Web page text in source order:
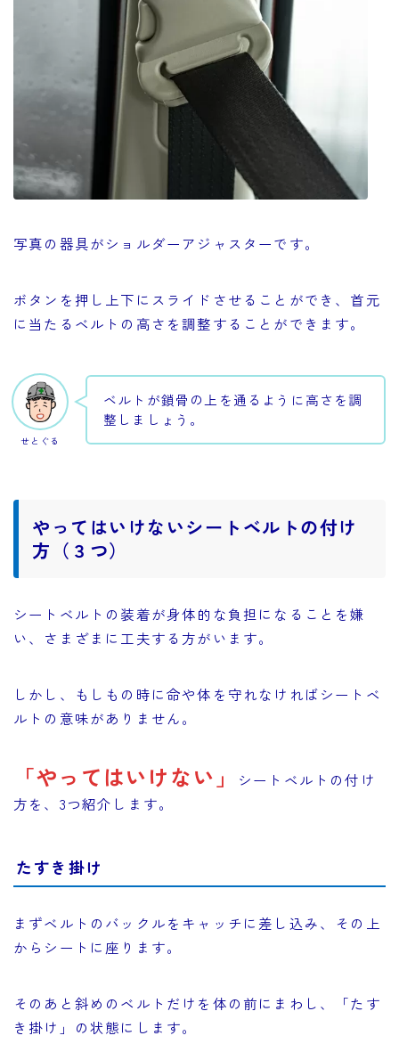
写真の器具がショルダーアジャスターです。
ボタンを押し上下にスライドさせることができ、首元
に当たるベルトの高さを調整することができます。
せとぐる
ベルトが鎖骨の上を通るように高さを調
整しましょう。
やってはいけないシートベルトの付け
方（３つ）
シートベルトの装着が身体的な負担になることを嫌
い、さまざまに工夫する方がいます。
しかし、もしもの時に命や体を守れなければシートベ
ルトの意味がありません。
「やってはいけない」
シートベルトの付け
方を、3つ紹介します。
たすき掛け
まずベルトのバックルをキャッチに差し込み、その上
からシートに座ります。
そのあと斜めのベルトだけを体の前にまわし、「たす
き掛け」の状態にします。